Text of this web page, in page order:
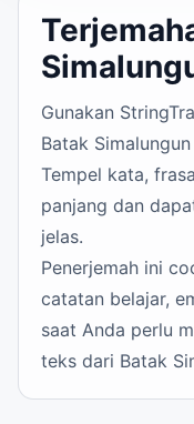
Gunakan
Batak
Tempel kata,
panjang dan
jelas.
Penerjemah ini
catatan belajar,
saat Anda perlu
teks dari Batak